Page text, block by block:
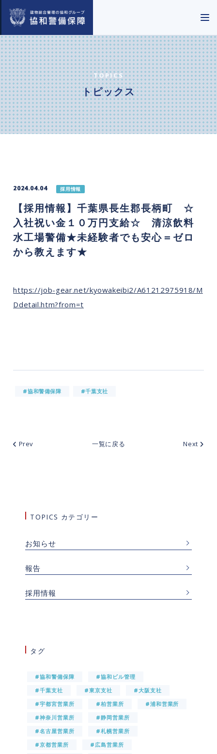
TOPICS
トピックス
TOPICS カテゴリー
お知らせ
報告
採用情報
タグ
#協和警備保障
#協和ビル管理
#千葉支社
#東京支社
#大阪支社
#宇都宮営業所
#柏営業所
#浦和営業所
#神奈川営業所
#静岡営業所
#名古屋営業所
#札幌営業所
#京都営業所
#広島営業所
2024.04.04 採用情報
【採用情報】千葉県長生郡長柄町 ☆
入社祝い金１０万円支給☆ 清涼飲料
水工場警備★未経験者でも安心＝ゼロ
から教えます★
https://job-gear.net/kyowakeibi2/A61212975918/M
Ddetail.htm?from=t
#協和警備保障 #千葉支社
Prev 一覧に戻る Next